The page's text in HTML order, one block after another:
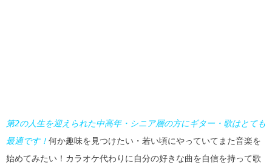
第2の人生を迎えられた中高年・シニア層の方にギター・歌はとても
最適です！ 何か趣味を見つけたい・若い頃にやっていてまた音楽を
始めてみたい！カラオケ代わりに自分の好きな曲を自信を持って歌